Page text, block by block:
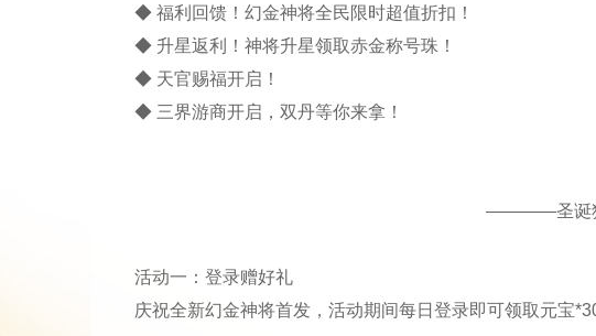
◆ 福利回馈！幻金神将全民限时超值折扣！
◆ 升星返利！神将升星领取赤金称号珠！
◆ 天官赐福开启！
◆ 三界游商开启，双丹等你来拿！
————圣
活动一：登录赠好礼
庆祝全新幻金神将首发，活动期间每日登录即可领取元宝